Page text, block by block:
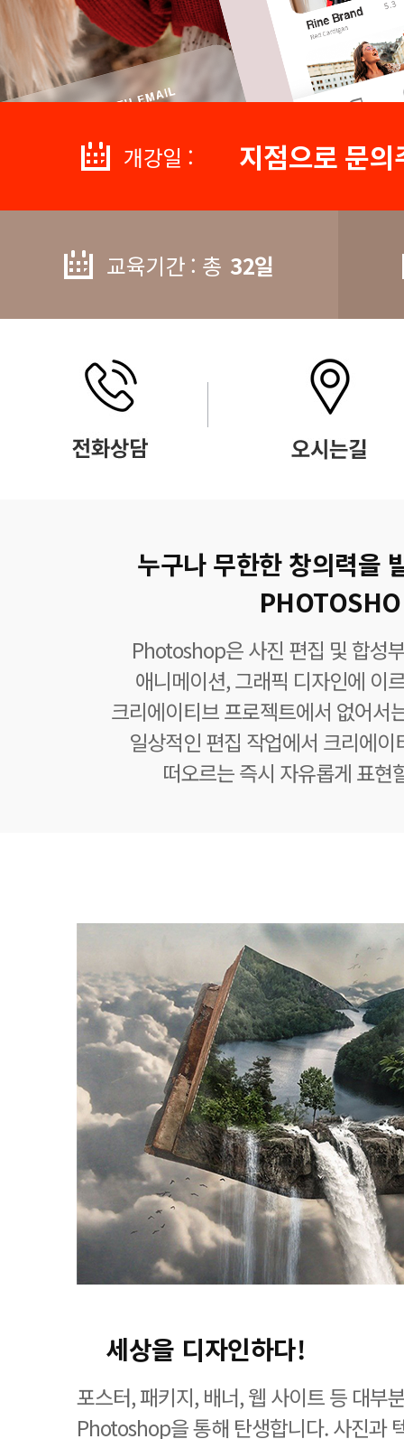
개강일 : 지점으로 문
교육기간 : 총 32일
누구나 무한한 창의력을
Photoshop은 사진 편집 및 합성
애니메이션, 그래픽 디자인에 이
크리에이티브 프로젝트에서 없어서
일상적인 편집 작업에서 크리에
떠오르는 즉시 자유롭게 표현
세상을 디자인하다!
포스터, 패키지, 배너, 웹 사이트 등 대부
Photoshop을 통해 탄생합니다. 사진과